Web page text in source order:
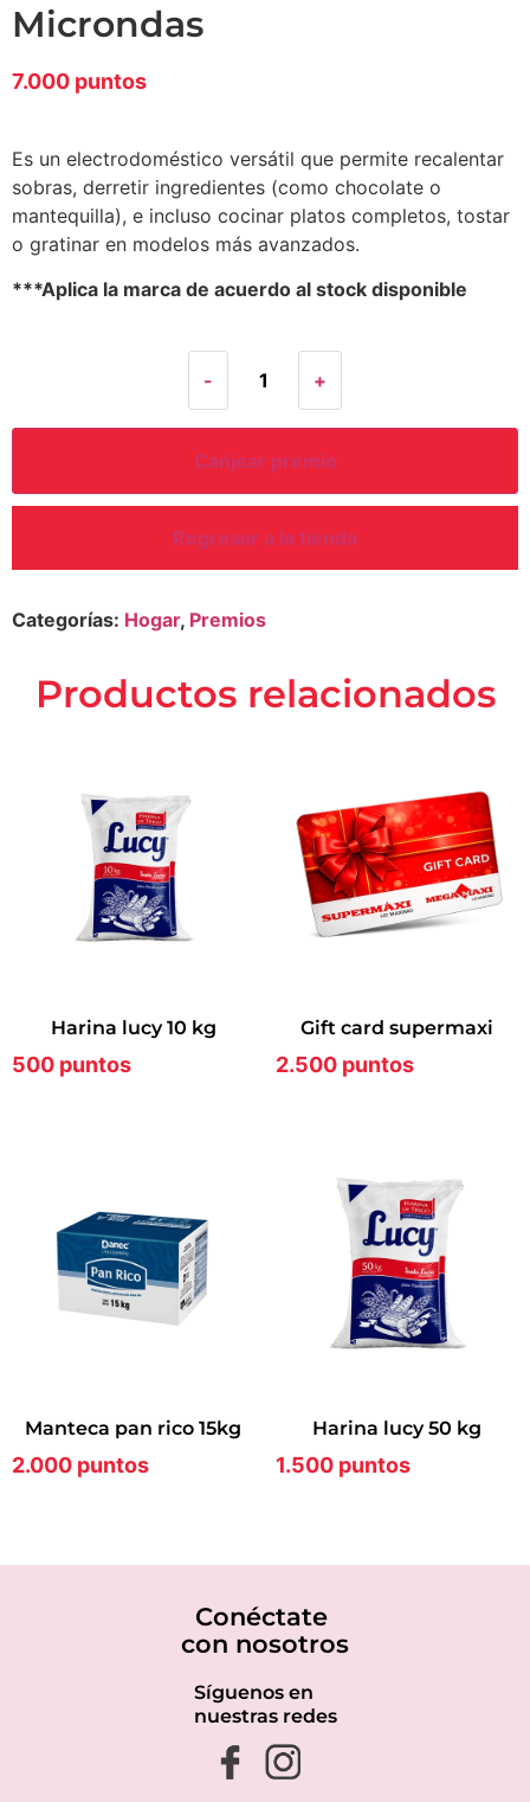
microndas
7.000 puntos
Es un electrodoméstico versátil que permite recalentar
sobras, derretir ingredientes (como chocolate o
mantequilla), e incluso cocinar platos completos, tostar
o gratinar en modelos más avanzados.
***Aplica la marca de acuerdo al stock disponible
- +
Canjear premio
Regresar a la tienda
Categorías: Hogar, Premios
productos relacionados
harina lucy 10 kg
500 puntos
gift card supermaxi
2.500 puntos
manteca pan rico 15kg
2.000 puntos
harina lucy 50 kg
1.500 puntos
Conéctate
con nosotros
Síguenos en
nuestras redes